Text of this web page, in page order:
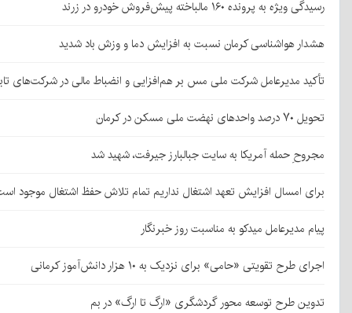
رسیدگی ویژه به پرونده ۱۶۰ مالباخته پیش‌فروش خودرو در زرند
هشدار هواشناسی کرمان نسبت به افزایش دما و وزش باد شدید
تأکید مدیرعامل شرکت ملی مس بر هم‌افزایی و انضباط مالی در شرکت‌های
تحویل ۷۰ درصد واحدهای نهضت ملی مسکن در کرمان
مجروحِ حمله آمریکا به سایت جبالبارز جیرفت، شهید شد
برای امسال افزایش تعهد اشتغال نداریم تمام تلاش حفظ اشتغال موجود
پیام مدیرعامل میدکو به مناسبت روز خبرنگار
اجرای طرح تقویتی «حامی» برای نزدیک به ۱۰ هزار دانش‌آموز کرمانی
تدوین طرح توسعه محور گردشگری «ارگ تا ارگ» در بم